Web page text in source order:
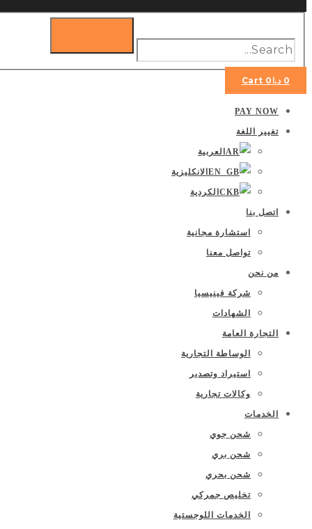
Cart د.ا 0 0
PAY NOW
تغيير اللغة
العربية
الانكليزية
الكردية
اتصل بنا
استشارة مجانية
تواصل معنا
من نحن
شركة فينيسيا
الشهادات
التجارة العامة
الوساطة التجارية
استيراد وتصدير
وكالات تجارية
الخدمات
شحن جوي
شحن بري
شحن بحري
تخليص جمركي
الخدمات اللوجستية